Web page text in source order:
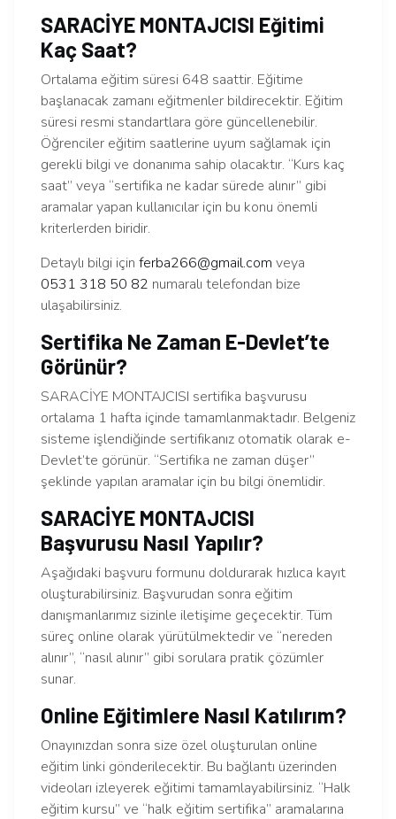
SARACİYE MONTAJCISI Eğitimi
Kaç Saat?
Ortalama eğitim süresi 648 saattir. Eğitime
başlanacak zamanı eğitmenler bildirecektir. Eğitim
süresi resmi standartlara göre güncellenebilir.
Öğrenciler eğitim saatlerine uyum sağlamak için
gerekli bilgi ve donanıma sahip olacaktır. “Kurs kaç
saat” veya “sertifika ne kadar sürede alınır” gibi
aramalar yapan kullanıcılar için bu konu önemli
kriterlerden biridir.
Detaylı bilgi için ferba266@gmail.com veya
0531 318 50 82 numaralı telefondan bize
ulaşabilirsiniz.
Sertifika Ne Zaman E-Devlet’te
Görünür?
SARACİYE MONTAJCISI sertifika başvurusu
ortalama 1 hafta içinde tamamlanmaktadır. Belgeniz
sisteme işlendiğinde sertifikanız otomatik olarak e-
Devlet’te görünür. “Sertifika ne zaman düşer”
şeklinde yapılan aramalar için bu bilgi önemlidir.
SARACİYE MONTAJCISI
Başvurusu Nasıl Yapılır?
Aşağıdaki başvuru formunu doldurarak hızlıca kayıt
oluşturabilirsiniz. Başvurudan sonra eğitim
danışmanlarımız sizinle iletişime geçecektir. Tüm
süreç online olarak yürütülmektedir ve “nereden
alınır”, “nasıl alınır” gibi sorulara pratik çözümler
sunar.
Online Eğitimlere Nasıl Katılırım?
Onayınızdan sonra size özel oluşturulan online
eğitim linki gönderilecektir. Bu bağlantı üzerinden
videoları izleyerek eğitimi tamamlayabilirsiniz. “Halk
eğitim kursu” ve “halk eğitim sertifika” aramalarına